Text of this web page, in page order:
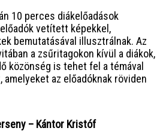
10 perces diákelőadások
vetített képekkel,
bemutatásával illusztrálnak. Az
a zsűritagokon kívül a diákok,
közönség is tehet fel a témával
az előadóknak röviden
– Kántor Kristóf